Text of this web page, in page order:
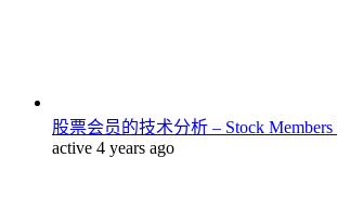
股票会员的技术分析 – Stock Members
active 4 years ago